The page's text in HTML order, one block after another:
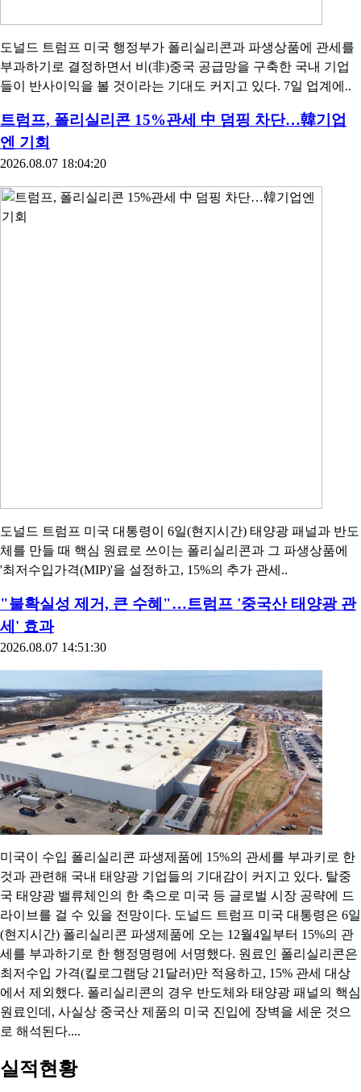
도널드 트럼프 미국 행정부가 폴리실리콘과 파생상품에 관세를
부과하기로 결정하면서 비(非)중국 공급망을 구축한 국내 기업
들이 반사이익을 볼 것이라는 기대도 커지고 있다. 7일 업계에..
트럼프, 폴리실리콘 15%관세 中 덤핑 차단…韓기업
엔 기회
2026.08.07 18:04:20
도널드 트럼프 미국 대통령이 6일(현지시간) 태양광 패널과 반도
체를 만들 때 핵심 원료로 쓰이는 폴리실리콘과 그 파생상품에
'최저수입가격(MIP)'을 설정하고, 15%의 추가 관세..
"불확실성 제거, 큰 수혜"…트럼프 '중국산 태양광 관
세' 효과
2026.08.07 14:51:30
미국이 수입 폴리실리콘 파생제품에 15%의 관세를 부과키로 한
것과 관련해 국내 태양광 기업들의 기대감이 커지고 있다. 탈중
국 태양광 밸류체인의 한 축으로 미국 등 글로벌 시장 공략에 드
라이브를 걸 수 있을 전망이다. 도널드 트럼프 미국 대통령은 6일
(현지시간) 폴리실리콘 파생제품에 오는 12월4일부터 15%의 관
세를 부과하기로 한 행정명령에 서명했다. 원료인 폴리실리콘은
최저수입 가격(킬로그램당 21달러)만 적용하고, 15% 관세 대상
에서 제외했다. 폴리실리콘의 경우 반도체와 태양광 패널의 핵심
원료인데, 사실상 중국산 제품의 미국 진입에 장벽을 세운 것으
로 해석된다....
실적현황